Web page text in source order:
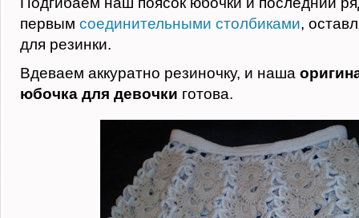
первым соединительными столбиками,
для резинки.
Вдеваем аккуратно резиночку, и наша
юбочка для девочки готова.